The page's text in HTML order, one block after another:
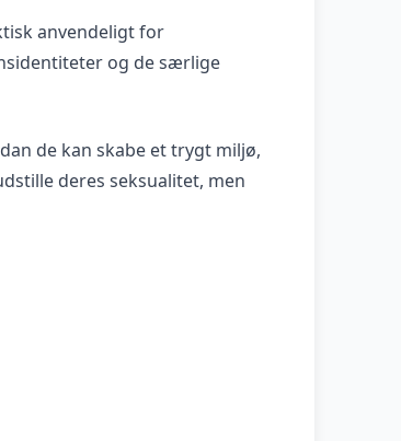
anvendeligt for
og de særlige
de kan skabe et trygt miljø,
deres seksualitet, men